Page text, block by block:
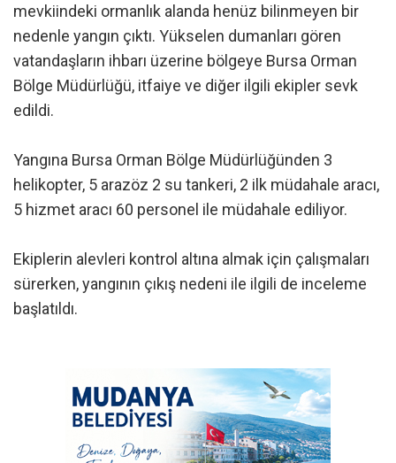
mevkiindeki ormanlık alanda henüz bilinmeyen bir
nedenle yangın çıktı. Yükselen dumanları gören
vatandaşların ihbarı üzerine bölgeye Bursa Orman
Bölge Müdürlüğü, itfaiye ve diğer ilgili ekipler sevk
edildi.
Yangına Bursa Orman Bölge Müdürlüğünden 3
helikopter, 5 arazöz 2 su tankeri, 2 ilk müdahale aracı,
5 hizmet aracı 60 personel ile müdahale ediliyor.
Ekiplerin alevleri kontrol altına almak için çalışmaları
sürerken, yangının çıkış nedeni ile ilgili de inceleme
başlatıldı.